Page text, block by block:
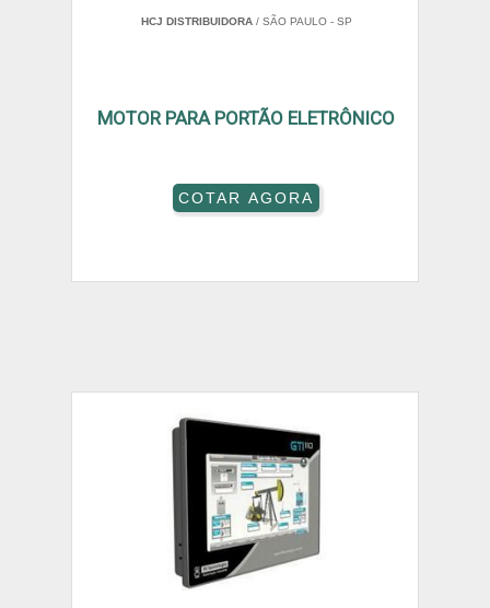
HCJ DISTRIBUIDORA/ SÃO PAULO - SP
MOTOR PARA PORTÃO ELETRÔNICO
COTAR AGORA